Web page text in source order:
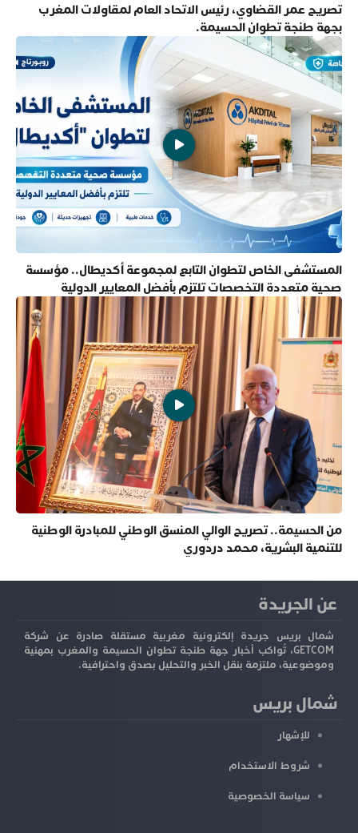
تصريح عمر القضاوي، رئيس الاتحاد العام لمقاولات المغرب
بجهة طنجة تطوان الحسيمة.
المستشفى الخاص لتطوان التابع لمجموعة أكديطال.. مؤسسة
صحية متعددة التخصصات تلتزم بأفضل المعايير الدولية
من الحسيمة.. تصريح الوالي المنسق الوطني للمبادرة الوطنية
للتنمية البشرية، محمد دردوري
عن الجريدة
شمال بريس جريدة إلكترونية مغربية مستقلة صادرة عن شركة
GETCOM، تُواكب أخبار جهة طنجة تطوان الحسيمة والمغرب بمهنية
وموضوعية، ملتزمة بنقل الخبر والتحليل بصدق واحترافية.
شمال بريس
للإشهار
شروط الاستخدام
سياسة الخصوصية